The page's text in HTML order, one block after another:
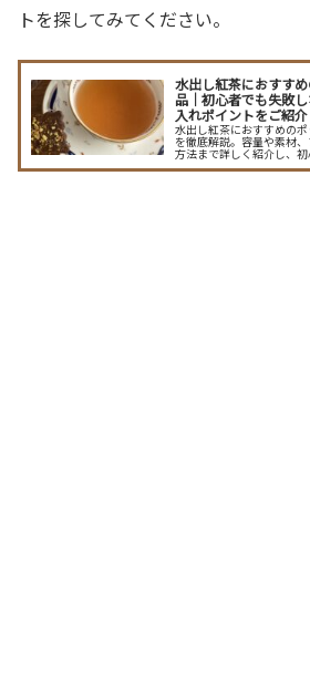
トを探してみてください。
水出し紅茶におすす
品｜初心者でも失敗
入れポイントをご紹介
水出し紅茶におすすめの
を徹底解説。容量や素材
方法まで詳しく紹介し、
紅茶生活を始められる情